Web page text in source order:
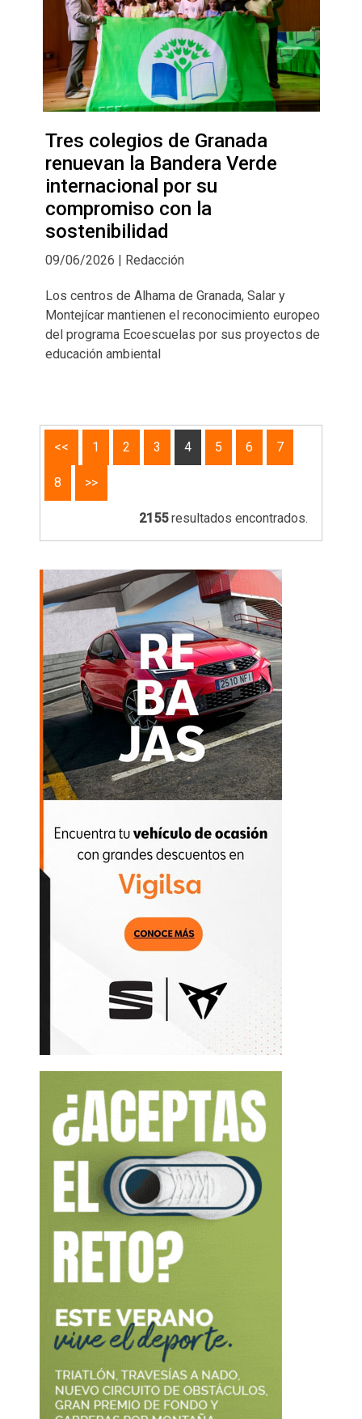
Tres colegios de Granada
renuevan la Bandera Verde
internacional por su
compromiso con la
sostenibilidad
09/06/2026 | Redacción
Los centros de Alhama de Granada, Salar y
Montejícar mantienen el reconocimiento europeo
del programa Ecoescuelas por sus proyectos de
educación ambiental
<< 1 2 3 4 5 6 7
8 >>
2155resultados encontrados.